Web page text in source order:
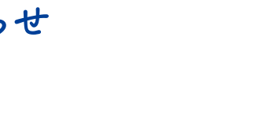
せ